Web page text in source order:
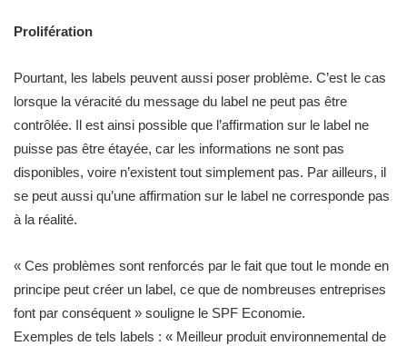
Prolifération
Pourtant, les labels peuvent aussi poser problème. C’est le cas
lorsque la véracité du message du label ne peut pas être
contrôlée. Il est ainsi possible que l’affirmation sur le label ne
puisse pas être étayée, car les informations ne sont pas
disponibles, voire n’existent tout simplement pas. Par ailleurs, il
se peut aussi qu’une affirmation sur le label ne corresponde pas
à la réalité.
« Ces problèmes sont renforcés par le fait que tout le monde en
principe peut créer un label, ce que de nombreuses entreprises
font par conséquent » souligne le SPF Economie.
Exemples de tels labels : « Meilleur produit environnemental de